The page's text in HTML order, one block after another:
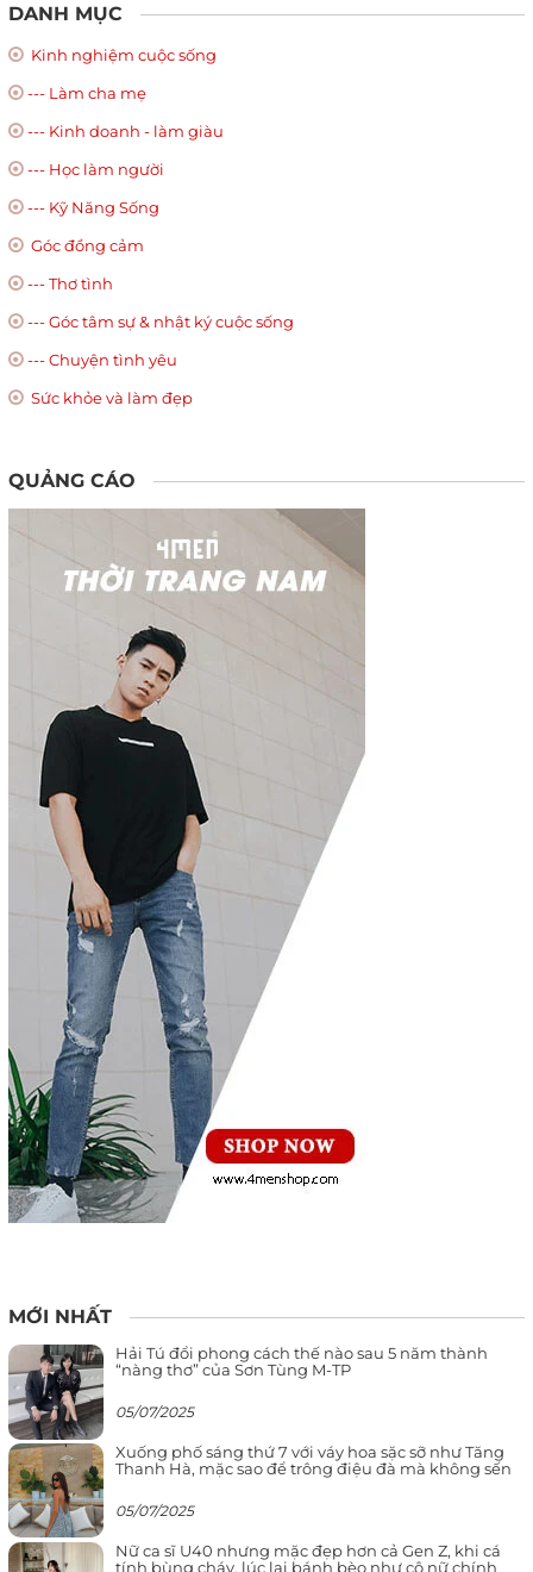
DANH MỤC
Kinh nghiệm cuộc sống
--- Làm cha mẹ
--- Kinh doanh - làm giàu
--- Học làm người
--- Kỹ Năng Sống
Góc đồng cảm
--- Thơ tình
--- Góc tâm sự & nhật ký cuộc sống
--- Chuyện tình yêu
Sức khỏe và làm đẹp
QUẢNG CÁO
MỚI NHẤT
Hải Tú đổi phong cách thế nào sau 5 năm thành
“nàng thơ” của Sơn Tùng M-TP
05/07/2025
Xuống phố sáng thứ 7 với váy hoa sặc sỡ như Tăng
Thanh Hà, mặc sao để trông điệu đà mà không sến
05/07/2025
Nữ ca sĩ U40 nhưng mặc đẹp hơn cả Gen Z, khi cá
tính bùng cháy, lúc lại bánh bèo như cô nữ chính